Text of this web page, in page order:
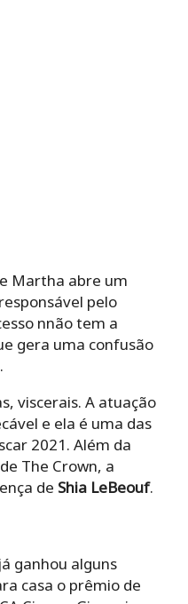
Martha abre um
pelo
nnão tem a
gera uma confusão
viscerais. A atuação
e ela é uma das
2021. Além da
The Crown, a
de Shia LeBeouf.
ganhou alguns
casa o prêmio de